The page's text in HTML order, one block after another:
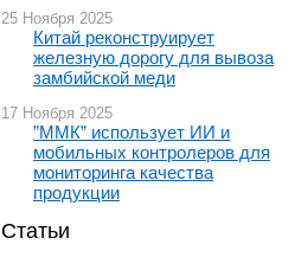
25 Ноября 2025
Китай реконструирует
железную дорогу для вывоза
замбийской меди
17 Ноября 2025
”ММК” использует ИИ и
мобильных контролеров для
мониторинга качества
продукции
Статьи